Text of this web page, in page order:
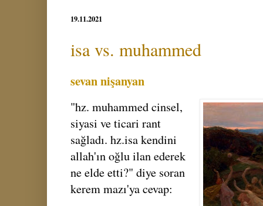
19.11.2021
isa vs. muhammed
sevan nişanyan
"hz. muhammed cinsel,
siyasi ve ticari rant
sağladı. hz.isa kendini
allah'ın oğlu ilan ederek
ne elde etti?" diye soran
kerem mazı'ya cevap: